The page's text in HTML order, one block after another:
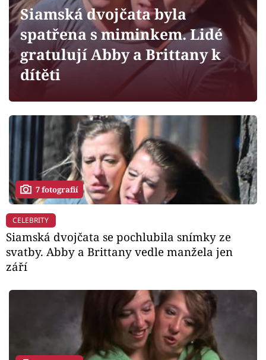
Sledujte prima+
Filmový festival Karlovy Vary
Mámy sobě
Přihlášení
Sledujte nás
Siamská dvojčata byla
spatřena s miminkem. Lidé
gratulují Abby a Brittany k
dítěti
7 fotografií
CELEBRITY
Siamská dvojčata se pochlubila snímky ze
svatby. Abby a Brittany vedle manžela jen
září